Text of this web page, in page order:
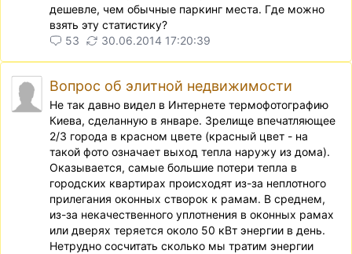
дешевле, чем обычные паркинг места. Где можно
взять эту статистику?
53
30.06.2014 17:20:39
Вопрос об элитной недвижимости
Не так давно видел в Интернете термофотографию
Киева, сделанную в январе. Зрелище впечатляющее
2/3 города в красном цвете (красный цвет - на
такой фото означает выход тепла наружу из дома).
Оказывается, самые большие потери тепла в
городских квартирах происходят из-за неплотного
прилегания оконных створок к рамам. В среднем,
из-за некачественного уплотнения в оконных рамах
или дверях теряется около 50 кВт энергии в день.
Нетрудно сосчитать сколько мы тратим энергии